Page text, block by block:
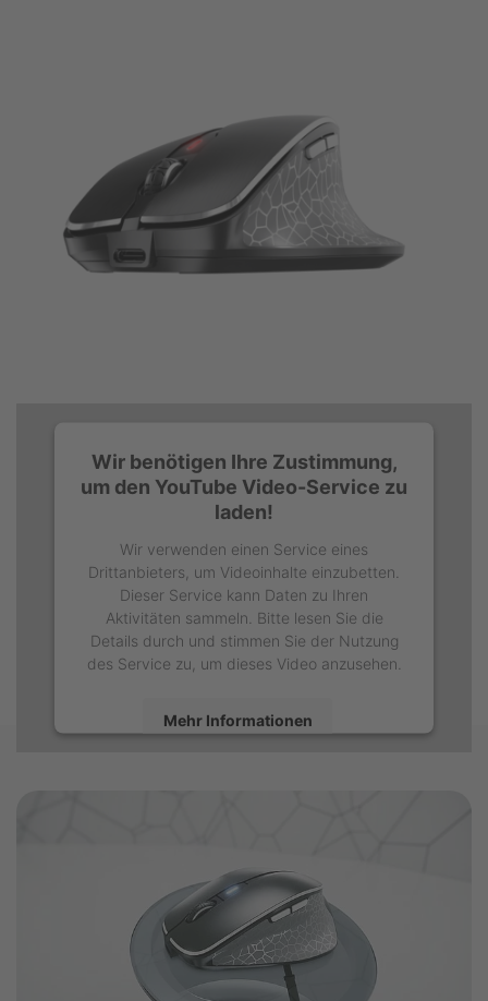
Wir benötigen Ihre Zustimmung,
um den YouTube Video-Service zu
laden!
Wir verwenden einen Service eines
Drittanbieters, um Videoinhalte einzubetten.
Dieser Service kann Daten zu Ihren
Aktivitäten sammeln. Bitte lesen Sie die
Details durch und stimmen Sie der Nutzung
des Service zu, um dieses Video anzusehen.
Mehr Informationen